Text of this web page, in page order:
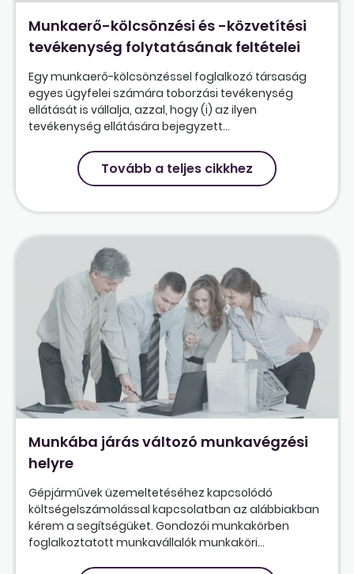
Munkaerő-kölcsönzési és -közvetítési
tevékenység folytatásának feltételei
Egy munkaerő-kölcsönzéssel foglalkozó társaság
egyes ügyfelei számára toborzási tevékenység
ellátását is vállalja, azzal, hogy (i) az ilyen
tevékenység ellátására bejegyzett...
Tovább a teljes cikkhez
Munkába járás változó munkavégzési
helyre
Gépjárművek üzemeltetéséhez kapcsolódó
költségelszámolással kapcsolatban az alábbiakban
kérem a segítségüket. Gondozói munkakörben
foglalkoztatott munkavállalók munkaköri...